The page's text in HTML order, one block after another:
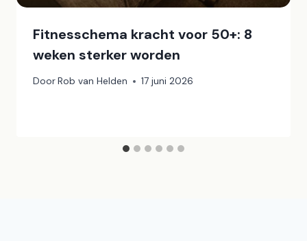
Fitnesschema kracht voor 50+: 8
weken sterker worden
DoorRob van Helden 17 juni 2026